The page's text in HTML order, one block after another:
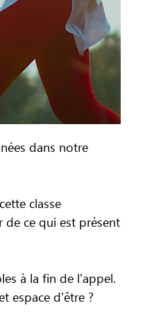
dans notre
classe
ce qui est présent
à la fin de l'appel.
espace d'être ?